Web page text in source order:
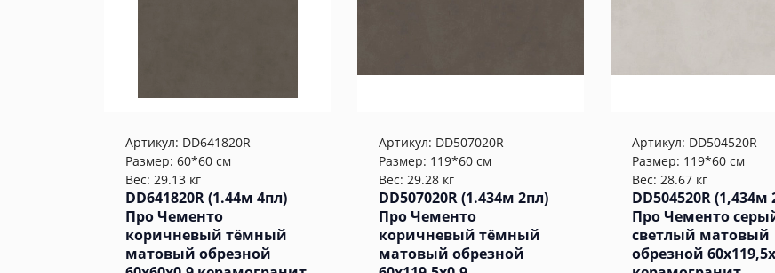
Артикул: DD641820R
Размер: 60*60 см
Вес: 29.13 кг
DD641820R (1.44м 4пл)
Про Чементо
коричневый тёмный
матовый обрезной
Артикул: DD507020R
Размер: 119*60 см
Вес: 29.28 кг
DD507020R (1.434м 2пл)
Про Чементо
коричневый тёмный
матовый обрезной
Артикул: DD504520R
Размер: 119*60 см
Вес: 28.67 кг
DD504520R (1,434м
Про Чементо
светлый матовый
обрезной